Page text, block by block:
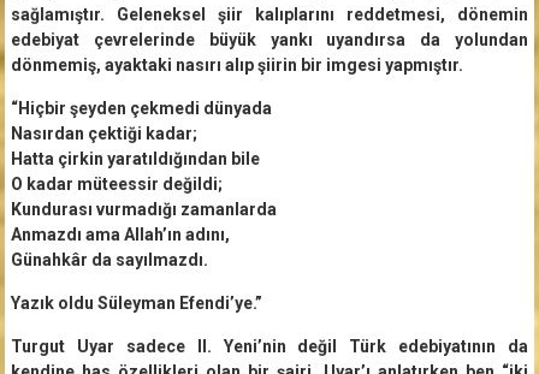
sağlamıştır. Geleneksel şiir kalıplarını reddetmesi, dönemin
edebiyat çevrelerinde büyük yankı uyandırsa da yolundan
dönmemiş, ayaktaki nasırı alıp şiirin bir imgesi yapmıştır.
“Hiçbir şeyden çekmedi dünyada
Nasırdan çektiği kadar;
Hatta çirkin yaratıldığından bile
O kadar müteessir değildi;
Kundurası vurmadığı zamanlarda
Anmazdı ama Allah’ın adını,
Günahkâr da sayılmazdı.
Yazık oldu Süleyman Efendi’ye.”
Turgut Uyar sadece II. Yeni’nin değil Türk edebiyatının da